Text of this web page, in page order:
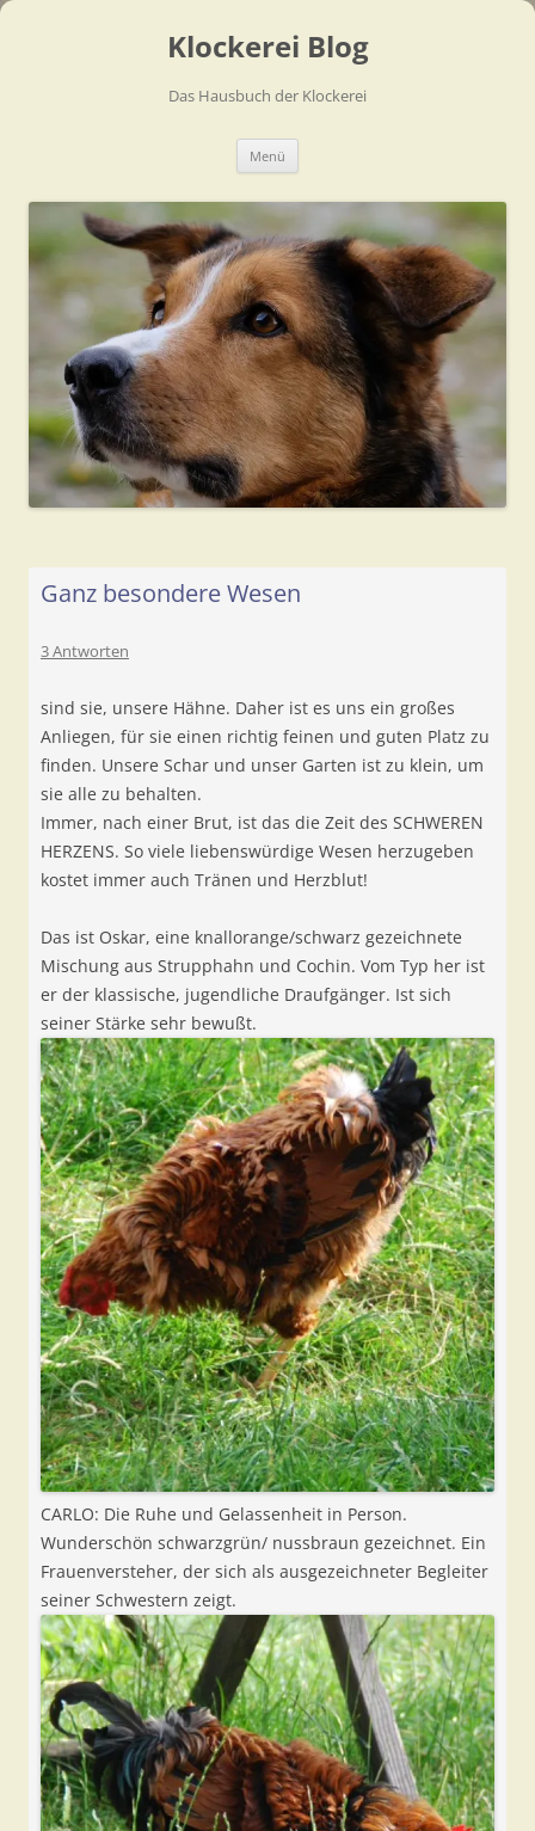
Klockerei Blog
Das Hausbuch der Klockerei
Menü
Ganz besondere Wesen
3 Antworten
sind sie, unsere Hähne. Daher ist es uns ein großes
Anliegen, für sie einen richtig feinen und guten Platz zu
finden. Unsere Schar und unser Garten ist zu klein, um
sie alle zu behalten.
Immer, nach einer Brut, ist das die Zeit des SCHWEREN
HERZENS. So viele liebenswürdige Wesen herzugeben
kostet immer auch Tränen und Herzblut!
Das ist Oskar, eine knallorange/schwarz gezeichnete
Mischung aus Strupphahn und Cochin. Vom Typ her ist
er der klassische, jugendliche Draufgänger. Ist sich
seiner Stärke sehr bewußt.
CARLO: Die Ruhe und Gelassenheit in Person.
Wunderschön schwarzgrün/ nussbraun gezeichnet. Ein
Frauenversteher, der sich als ausgezeichneter Begleiter
seiner Schwestern zeigt.